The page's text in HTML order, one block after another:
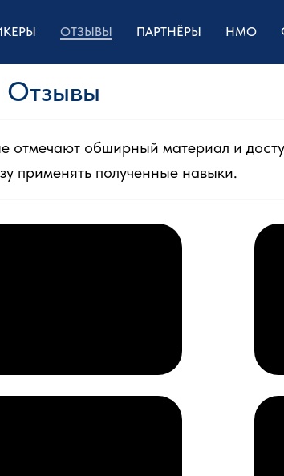
ОТЗЫВЫ ПАРТНЁРЫ НМО
Отзывы
отмечают обширный материал и
применять полученные навыки.